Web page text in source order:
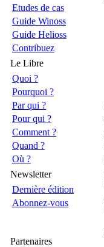
Etudes de cas
Guide Winoss
Guide Helioss
Contribuez
Le Libre
Quoi ?
Pourquoi ?
Par qui ?
Pour qui ?
Comment ?
Quand ?
Où ?
Newsletter
Dernière édition
Abonnez-vous
Partenaires